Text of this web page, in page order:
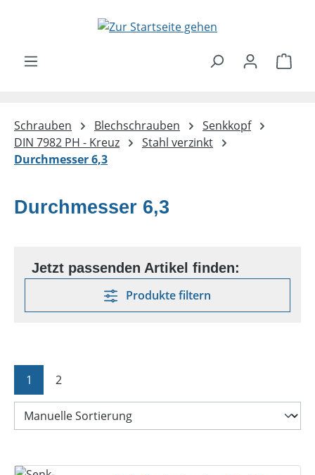
Zum Hauptinhalt springen
Schrauben Blechschrauben
Senkkopf
DIN 7982 PH - Kreuz
Stahl verzinkt
Durchmesser 6,3
Durchmesser 6,3
Produkte filtern
Seite
1 Seite
2